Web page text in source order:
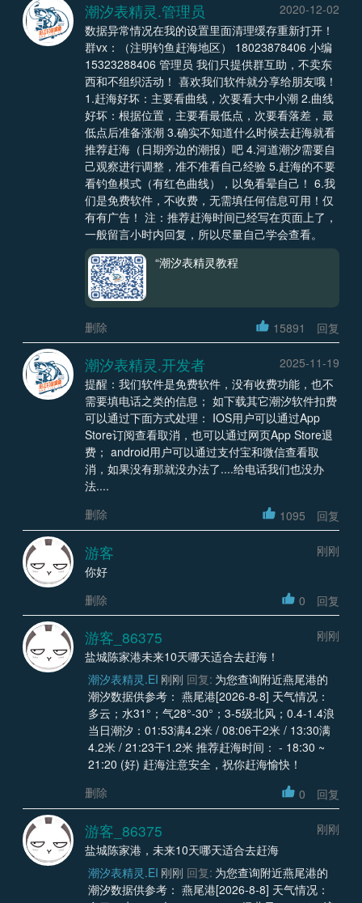
潮汐表精灵.管理员
2020-12-02
数据异常情况在我的设置里面清理缓存重新打开！
群vx：（注明钓鱼赶海地区） 18023878406 小编
15323288406 管理员 我们只提供群互助，不卖东
西和不组织活动！ 喜欢我们软件就分享给朋友哦！
1.赶海好坏：主要看曲线，次要看大中小潮 2.曲线
好坏：根据位置，主要看最低点，次要看落差，最
低点后准备涨潮 3.确实不知道什么时候去赶海就看
推荐赶海（日期旁边的潮报）吧 4.河道潮汐需要自
己观察进行调整，准不准看自己经验 5.赶海的不要
看钓鱼模式（有红色曲线），以免看晕自己！ 6.我
们是免费软件，不收费，无需填任何信息可用！仅
有有广告！ 注：推荐赶海时间已经写在页面上了，
一般留言小时内回复，所以尽量自己学会查看。
“潮汐表精灵教程
删除 15891 回复
潮汐表精灵.开发者
2025-11-19
提醒：我们软件是免费软件，没有收费功能，也不
需要填电话之类的信息； 如下载其它潮汐软件扣费
可以通过下面方式处理： IOS用户可以通过App
Store订阅查看取消，也可以通过网页App Store退
费； android用户可以通过支付宝和微信查看取
消，如果没有那就没办法了....给电话我们也没办
法....
删除
1095 回复
游客
刚刚
你好
删除
0 回复
游客_86375
刚刚
盐城陈家港未来10天哪天适合去赶海！
潮汐表精灵.EI 刚刚 回复: 为您查询附近燕尾港的
潮汐数据供参考： 燕尾港[2026-8-8] 天气情况：
多云；水31°；气28°-30°；3-5级北风；0.4-1.4浪
当日潮汐：01:53满4.2米 / 08:06干2米 / 13:30满
4.2米 / 21:23干1.2米 推荐赶海时间： - 18:30 ~
21:20 (好) 赶海注意安全，祝你赶海愉快！
删除
0 回复
游客_86375
刚刚
盐城陈家港，未来10天哪天适合去赶海
潮汐表精灵.EI 刚刚 回复: 为您查询附近燕尾港的
潮汐数据供参考： 燕尾港[2026-8-8] 天气情况：